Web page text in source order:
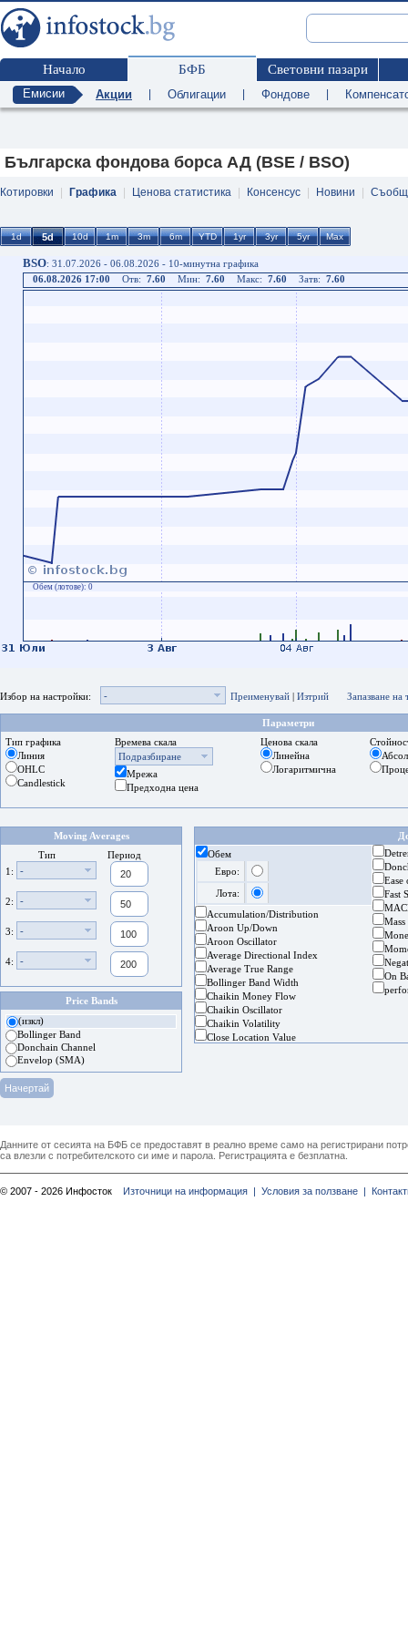
Начало БФБ Световни пазари
Емисии Акции Облигации Фондове
Българска фондова борса АД (BSE / BSO)
Котировки Графика Ценова статистика Консенсус Новини
BSO: 31.07.2026 - 06.08.2026 - 10-минутна графика
06.08.2026 17:00
Отв: 7.60 Мин: 7.60 Макс: 7.60 Затв: 7.60
Обем (лотове): 0
Избор на настройки: - Преименувай | Изтрий Запазване на
Параметри
Тип графика
Линия
OHLC
Candlestick
Времева скала
Подразбиране
Мрежа
Предходна цена
Ценова скала
Линейна
Логаритмична
Moving Averages
Тип
Период
1:
-
2: -
3: -
4: -
Price Bands
(изкл)
Bollinger Band
Donchain Channel
Envelop (SMA)
Обем
Евро:
Лота:
Accumulation/Distribution
Aroon Up/Down
Aroon Oscillator
Average Directional Index
Average True Range
Bollinger Band Width
Chaikin Money Flow
Chaikin Oscillator
Chaikin Volatility
Close Location Value
Ease
Fast
On
Данните от сесията на БФБ се предоставят в реално време само на регистрирани
са влезли с потребителското си име и парола. Регистрацията е безплатна.
© 2007 - 2026 Инфосток Източници на информация | Условия за ползване |